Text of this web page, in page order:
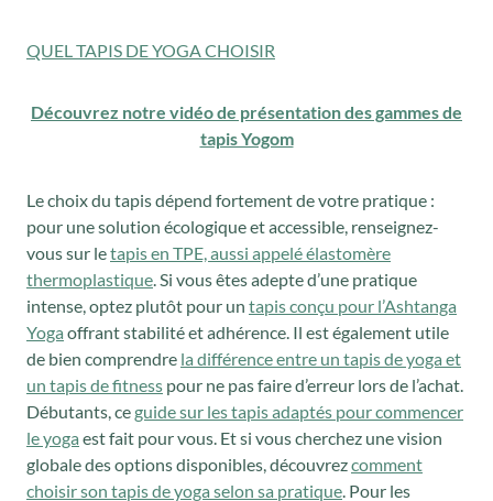
QUEL TAPIS DE YOGA CHOISIR
Découvrez notre vidéo de présentation des gammes de
tapis Yogom
Le choix du tapis dépend fortement de votre pratique :
pour une solution écologique et accessible, renseignez-
vous sur letapis en TPE, aussi appelé élastomère
thermoplastique. Si vous êtes adepte d’une pratique
intense, optez plutôt pour un tapis conçu pour l’Ashtanga
Yoga offrant stabilité et adhérence. Il est également utile
de bien comprendre la différence entre un tapis de yoga et
un tapis de fitness pour ne pas faire d’erreur lors de l’achat.
Débutants, ce guide sur les tapis adaptés pour commencer
le yoga est fait pour vous. Et si vous cherchez une vision
globale des options disponibles, découvrezcomment
choisir son tapis de yoga selon sa pratique. Pour les